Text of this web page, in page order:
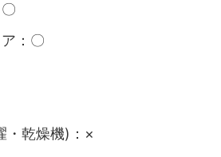
：〇
・乾燥機)：×